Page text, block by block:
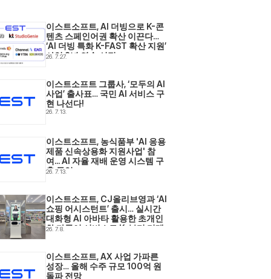
이스트소프트, AI 더빙으로 K-콘
텐츠 스페인어권 확산 이끈다…
‘AI 더빙 특화 K-FAST 확산 지원’
사업 2년 연속 선정
26. 7. 27.
이스트소프트 그룹사, ‘모두의 AI
사업’ 출사표… 국민 AI 서비스 구
현 나선다!
26. 7. 13.
이스트소프트, 농식품부 'AI 응용
제품 신속상용화 지원사업' 참
여... AI 자율 재배 운영 시스템 구
축 돌입
26. 7. 13.
이스트소프트, CJ올리브영과 ‘AI
쇼핑 어시스턴트’ 출시… 실시간
대화형 AI 아바타 활용한 초개인
화·다국어 서비스로 K-뷰티 리테
26. 7. 8.
이스트소프트, AX 사업 가파른
성장… 올해 수주 규모 100억 원
돌파 전망